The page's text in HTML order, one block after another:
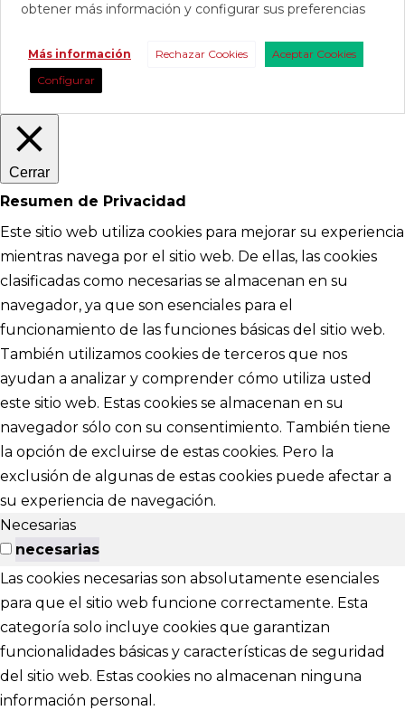
obtener más información y configurar sus preferencias
Más información Rechazar Cookies
Aceptar Cookies
Configurar
Cerrar
Resumen de Privacidad
Este sitio web utiliza cookies para mejorar su experiencia
mientras navega por el sitio web. De ellas, las cookies
clasificadas como necesarias se almacenan en su
navegador, ya que son esenciales para el
funcionamiento de las funciones básicas del sitio web.
También utilizamos cookies de terceros que nos
ayudan a analizar y comprender cómo utiliza usted
este sitio web. Estas cookies se almacenan en su
navegador sólo con su consentimiento. También tiene
la opción de excluirse de estas cookies. Pero la
exclusión de algunas de estas cookies puede afectar a
su experiencia de navegación.
Necesarias
necesarias
Las cookies necesarias son absolutamente esenciales
para que el sitio web funcione correctamente. Esta
categoría solo incluye cookies que garantizan
funcionalidades básicas y características de seguridad
del sitio web. Estas cookies no almacenan ninguna
información personal.